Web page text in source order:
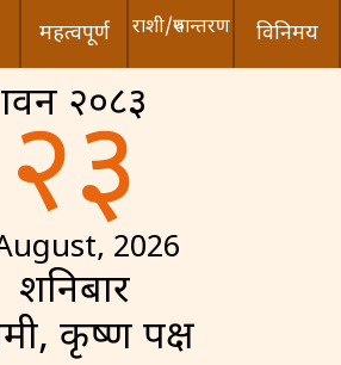
महत्वपूर्ण राशी/रुपान्तरण विनिमय
श्रावन २०८३
२३2026
शनिबार
कृष्ण पक्ष